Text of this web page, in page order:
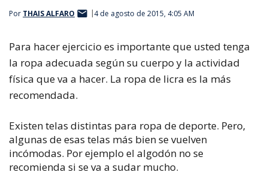
Por THAIS ALFARO 4 de agosto de 2015, 4:05 AM
Para hacer ejercicio es importante que usted tenga
la ropa adecuada según su cuerpo y la actividad
física que va a hacer. La ropa de licra es la más
recomendada.
Existen telas distintas para ropa de deporte. Pero,
algunas de esas telas más bien se vuelven
incómodas. Por ejemplo el algodón no se
recomienda si se va a sudar mucho.